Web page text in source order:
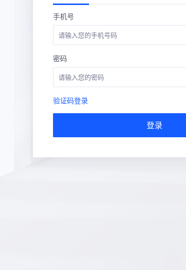
手机号
密码
验证码登录
登录